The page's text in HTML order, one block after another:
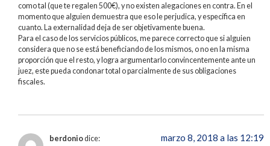
como tal (que te regalen 500€), y no existen alegaciones en contra. En el
momento que alguien demuestra que eso le perjudica, y específica en
cuanto. La externalidad deja de ser objetivamente buena.
Para el caso de los servicios públicos, me parece correcto que si alguien
considera que no se está beneficiando de los mismos, o no en la misma
proporción que el resto, y logra argumentarlo convincentemente ante un
juez, este pueda condonar total o parcialmente de sus obligaciones
fiscales.
berdoniodice: marzo 8, 2018 a las 12:19